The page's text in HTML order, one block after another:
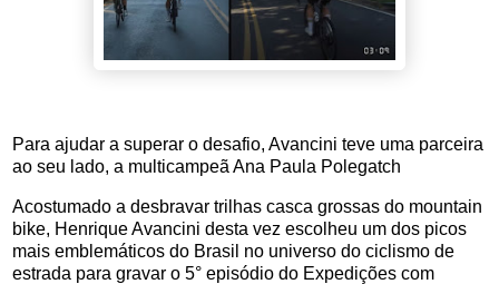
Para ajudar a superar o desafio, Avancini teve uma parceira
ao seu lado, a multicampeã Ana Paula Polegatch
Acostumado a desbravar trilhas casca grossas do mountain
bike, Henrique Avancini desta vez escolheu um dos picos
mais emblemáticos do Brasil no universo do ciclismo de
estrada para gravar o 5° episódio do Expedições com